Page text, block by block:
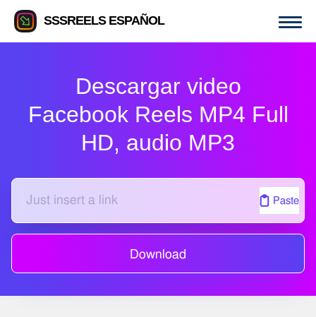
SSSREELS ESPAÑOL
Descargar video
Facebook Reels MP4 Full
HD, audio MP3
Paste
Download